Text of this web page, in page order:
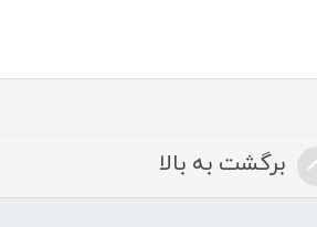
برگشت به بالا